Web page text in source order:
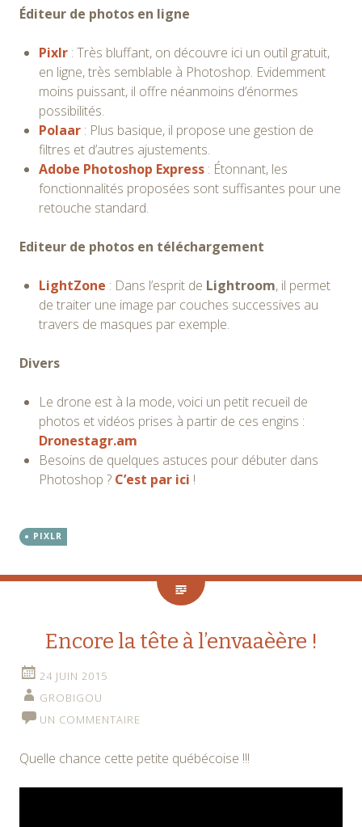
Éditeur de photos en ligne
Pixlr : Très bluffant, on découvre ici un outil gratuit,
en ligne, très semblable à Photoshop. Evidemment
moins puissant, il offre néanmoins d’énormes
possibilités.
Polaar : Plus basique, il propose une gestion de
filtres et d’autres ajustements.
Adobe Photoshop Express : Étonnant, les
fonctionnalités proposées sont suffisantes pour une
retouche standard.
Editeur de photos en téléchargement
LightZone : Dans l’esprit de Lightroom, il permet
de traiter une image par couches successives au
travers de masques par exemple.
Divers
Le drone est à la mode, voici un petit recueil de
photos et vidéos prises à partir de ces engins :
Dronestagr.am
Besoins de quelques astuces pour débuter dans
Photoshop ? C’est par ici !
PIXLR
Encore la tête à l’envaaèère !
24 JUIN 2015
GROBIGOU
UN COMMENTAIRE
Quelle chance cette petite québécoise !!!